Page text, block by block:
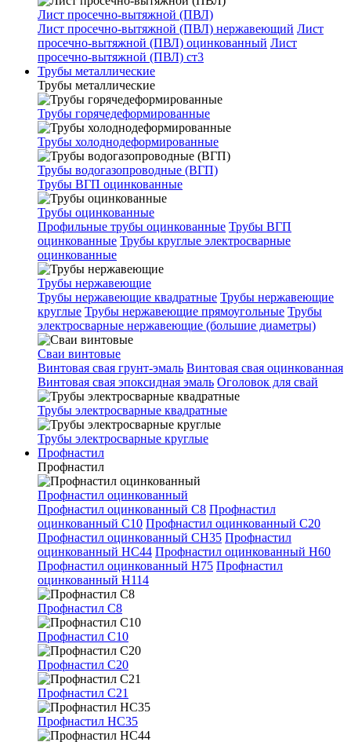
Лист просечно-вытяжной (ПВЛ)
Лист просечно-вытяжной (ПВЛ) нержавеющий Лист
просечно-вытяжной (ПВЛ) оцинкованный Лист
просечно-вытяжной (ПВЛ) ст3
Трубы металлические
Трубы металлические
Трубы горячедеформированные
Трубы холоднодеформированные
Трубы водогазопроводные (ВГП)
Трубы ВГП оцинкованные
Трубы оцинкованные
Профильные трубы оцинкованные Трубы ВГП
оцинкованные Трубы круглые электросварные
оцинкованные
Трубы нержавеющие
Трубы нержавеющие квадратные Трубы нержавеющие
круглые Трубы нержавеющие прямоугольные Трубы
электросварные нержавеющие (большие диаметры)
Сваи винтовые
Винтовая свая грунт-эмаль Винтовая свая оцинкованная
Винтовая свая эпоксидная эмаль Оголовок для свай
Трубы электросварные квадратные
Трубы электросварные круглые
Профнастил
Профнастил
Профнастил оцинкованный
Профнастил оцинкованный С8 Профнастил
оцинкованный С10 Профнастил оцинкованный С20
Профнастил оцинкованный СН35 Профнастил
оцинкованный НС44 Профнастил оцинкованный Н60
Профнастил оцинкованный Н75 Профнастил
оцинкованный Н114
Профнастил С8
Профнастил С10
Профнастил С20
Профнастил С21
Профнастил НС35